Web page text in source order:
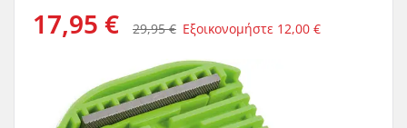
17,95 € 29,95 € Εξοικονομήστε 12,00 €